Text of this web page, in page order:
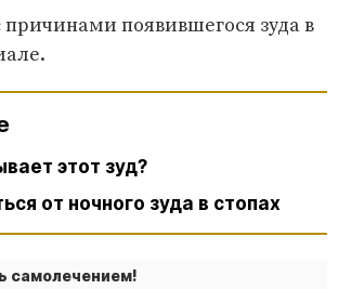
причинами появившегося зуда в
этот зуд?
от ночного зуда в стопах
самолечением!